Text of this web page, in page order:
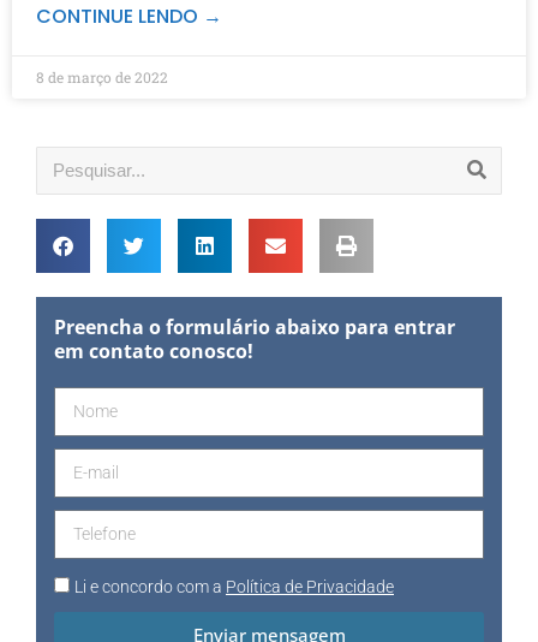
CONTINUE LENDO →
8 de março de 2022
Preencha o formulário abaixo para entrar
em contato conosco!
Li e concordo com a Política de Privacidade
Enviar mensagem